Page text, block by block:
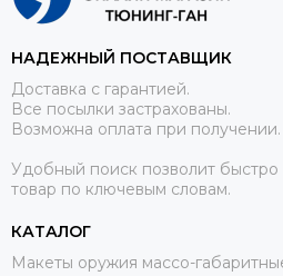
НАДЕЖНЫЙ ПОСТАВЩИК
Доставка с гарантией.
Все посылки застрахованы.
Возможна оплата при получении.
Удобный поиск позволит
товар по ключевым словам.
КАТАЛОГ
Макеты оружия массо-